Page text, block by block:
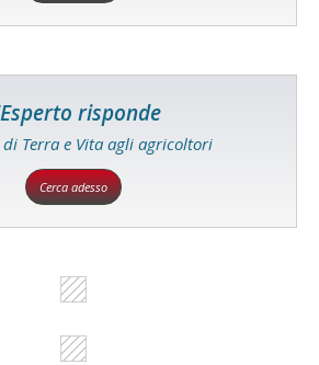
risponde
Terra e Vita agli agricoltori
Cerca adesso